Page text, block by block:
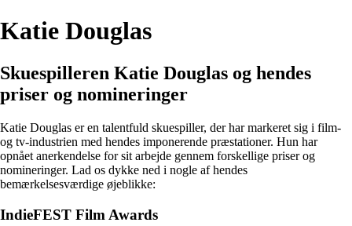
Katie Douglas
Skuespilleren Katie Douglas og hendes
priser og nomineringer
Katie Douglas er en talentfuld skuespiller, der har markeret sig i film-
og tv-industrien med hendes imponerende præstationer. Hun har
opnået anerkendelse for sit arbejde gennem forskellige priser og
nomineringer. Lad os dykke ned i nogle af hendes
bemærkelsesværdige øjeblikke:
IndieFEST Film Awards